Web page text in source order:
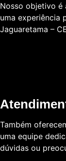
Nosso objetivo é
uma experiência
Jaguaretama –
Também
uma equipe
dúvidas ou